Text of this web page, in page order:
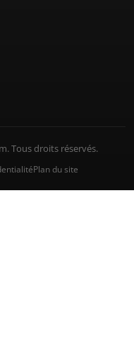
Tous droits réservés.
Plan du site